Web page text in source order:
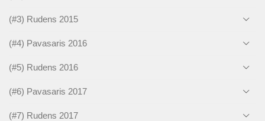
(#3) Rudens 2015
(#4) Pavasaris 2016
(#5) Rudens 2016
(#6) Pavasaris 2017
(#7) Rudens 2017